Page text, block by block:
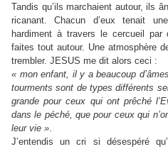
Tandis qu’ils marchaient autour, ils
ricanant. Chacun d’eux tenait
hardiment à travers le cercueil
faites tout autour. Une atmosphère
trembler. JESUS me dit alors ceci :
« mon enfant, il y a beaucoup
tourments sont de types différents
grande pour ceux qui ont prêché
dans le péché, que pour ceux qui
leur vie ».
J’entendis un cri si désespéré